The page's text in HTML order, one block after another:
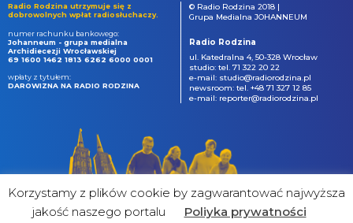
Radio Rodzina utrzymuje się z
dobrowolnych wpłat radiosłuchaczy.
numer rachunku bankowego:
Johanneum - grupa medialna
Archidiecezji Wrocławskiej
69 1600 1462 1813 6262 6000 0001
wpłaty z tytułem:
DAROWIZNA NA RADIO RODZINA
© Radio Rodzina 2018 |
Grupa Medialna JOHANNEUM
Radio Rodzina
ul. Katedralna 4, 50-328 Wrocław
studio: tel. 71 322 20 22
e-mail: studio@radiorodzina.pl
newsroom: tel. +48 71 327 12 85
e-mail: reporter@radiorodzina.pl
Korzystamy z plików cookie by zagwarantować najwyższa
jakość naszego portalu
Poliyka prywatności